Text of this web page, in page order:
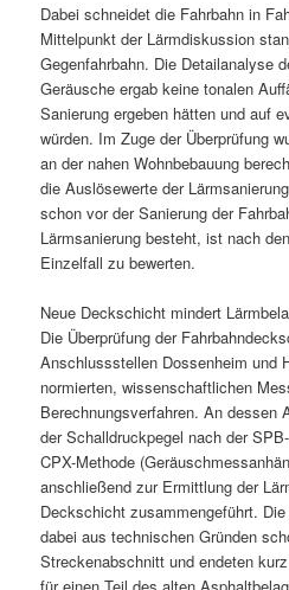
Dabei schneidet die Fahrbahn in
Mittelpunkt der Lärmdiskussion
Gegenfahrbahn. Die Detailanalyse
Geräusche ergab keine tonalen
Sanierung ergeben hätten und auf
würden. Im Zuge der Überprüfung
an der nahen Wohnbebauung
die Auslösewerte der
schon vor der Sanierung der
Lärmsanierung besteht, ist nach
Einzelfall zu bewerten.
Neue Deckschicht mindert
Die Überprüfung der
Anschlussstellen Dossenheim und
normierten, wissenschaftlichen
Berechnungsverfahren. An dessen
der Schalldruckpegel nach der
CPX-Methode
anschließend zur Ermittlung der
Deckschicht zusammengeführt.
dabei aus technischen Gründen
Streckenabschnitt und endeten